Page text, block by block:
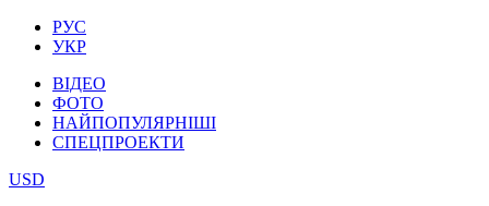
РУС
УКР
ВІДЕО
ФОТО
НАЙПОПУЛЯРНІШІ
СПЕЦПРОЕКТИ
USD